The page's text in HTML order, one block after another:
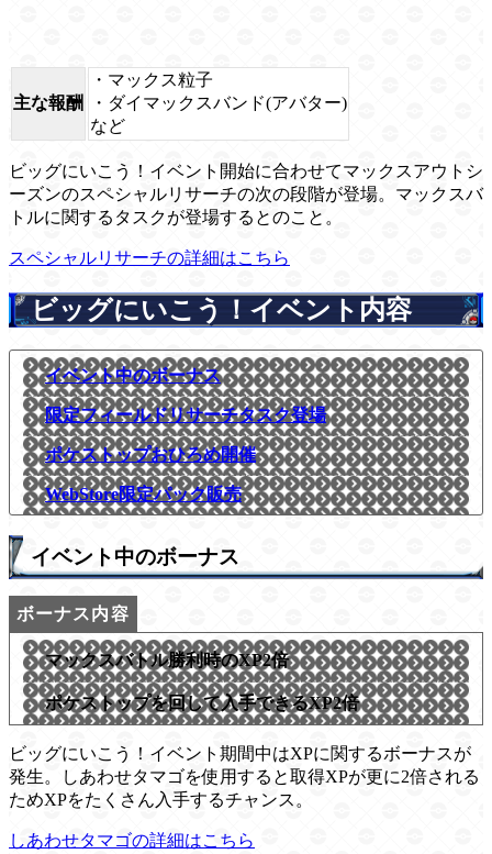
主な報酬
・マックス粒子
・ダイマックスバンド(アバター)
など
ビッグにいこう！イベント開始に合わせてマックスアウトシ
ーズンのスペシャルリサーチの次の段階が登場。マックスバ
トルに関するタスクが登場するとのこと。
スペシャルリサーチの詳細はこちら
ビッグにいこう！イベント内容
イベント中のボーナス
限定フィールドリサーチタスク登場
ポケストップおひろめ開催
WebStore限定パック販売
イベント中のボーナス
マックスバトル勝利時のXP2倍
ポケストップを回して入手できるXP2倍
ビッグにいこう！イベント期間中はXPに関するボーナスが
発生。しあわせタマゴを使用すると取得XPが更に2倍される
ためXPをたくさん入手するチャンス。
しあわせタマゴの詳細はこちら